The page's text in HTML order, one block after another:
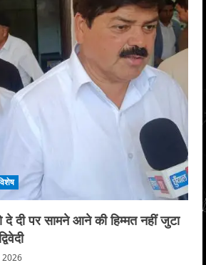
दे दी पर सामने आने की हिम्मत नहीं जुटा
2026